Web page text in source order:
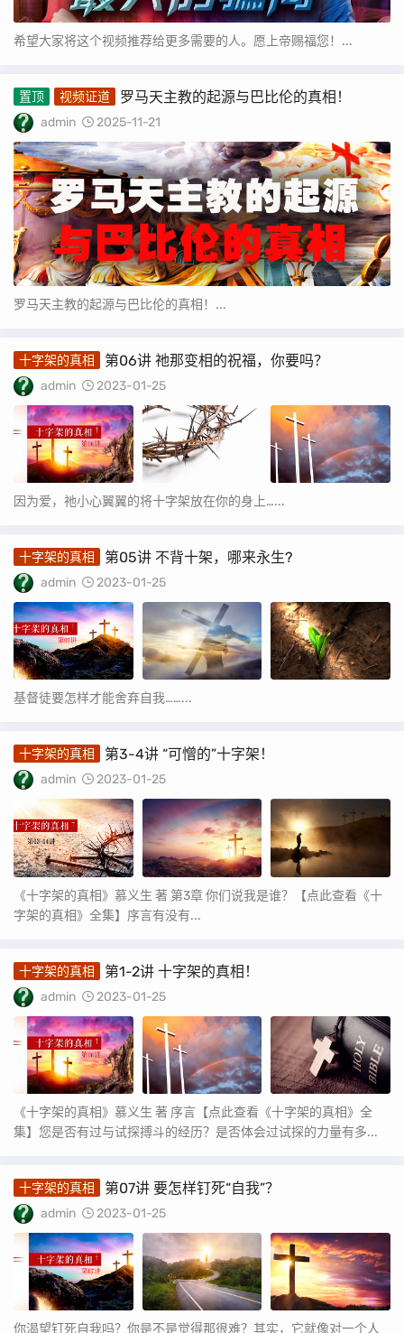
希望大家将这个视频推荐给更多需要的人。愿上帝赐福您！...
置顶 视频证道 罗马天主教的起源与巴比伦的真相！
admin 2025-11-21
罗马天主教的起源与巴比伦的真相！...
十字架的真相 第06讲 祂那变相的祝福，你要吗？
admin 2023-01-25
因为爱，祂小心翼翼的将十字架放在你的身上…...
十字架的真相 第05讲 不背十架，哪来永生?
admin 2023-01-25
基督徒要怎样才能舍弃自我……...
十字架的真相 第3-4讲 “可憎的”十字架！
admin 2023-01-25
《十字架的真相》慕义生 著 第3章 你们说我是谁？【点此查看《十
字架的真相》全集】序言有没有...
十字架的真相 第1-2讲 十字架的真相！
admin 2023-01-25
《十字架的真相》慕义生 著 序言【点此查看《十字架的真相》全
集】您是否有过与试探搏斗的经历？是否体会过试探的力量有多...
十字架的真相 第07讲 要怎样钉死“自我”？
admin 2023-01-25
你渴望钉死自我吗？你是不是觉得那很难？其实，它就像对一个人